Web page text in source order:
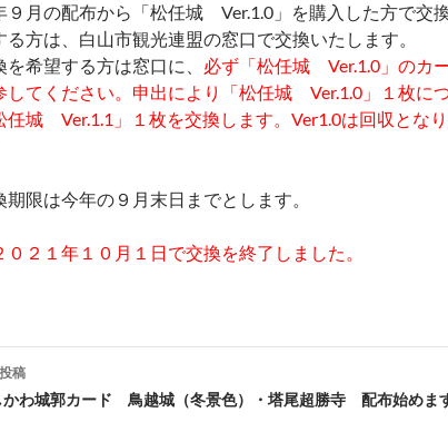
９月の配布から「松任城 Ver.1.0」を購入した方で交
る方は、白山市観光連盟の窓口で交換いたします。
を希望する方は窓口に、 必ず「松任城 Ver.1.0」のカ
してください。申出により「松任城 Ver.1.0」１枚につ
任城 Ver.1.1」１枚を交換します。Ver1.0は回収となり
期限は今年の９月末日までとします。
２１年１０月１日で交換を終了しました。
稿
かわ城郭カード 鳥越城（冬景色）・塔尾超勝寺 配布始めま